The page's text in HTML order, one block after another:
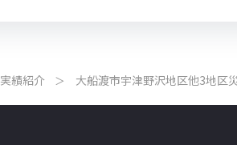
実績紹介 大船渡市宇津野沢地区他3地区